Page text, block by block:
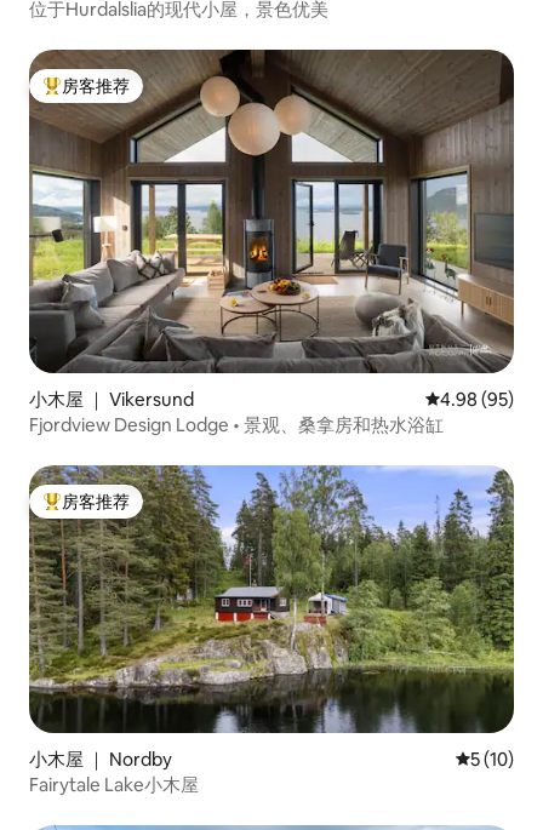
位于Hurdalslia的现代小屋，景色优美
热门「房客推荐」
房客推荐
小木屋 ｜ Vikersund 平均评分 4.98
4.98 (95)
Fjordview Design Lodge • 景观、桑拿房和热水浴缸
热门「房客推荐」
房客推荐
小木屋 ｜ Nordby 平均评分
5 (10)
Fairytale Lake小木屋